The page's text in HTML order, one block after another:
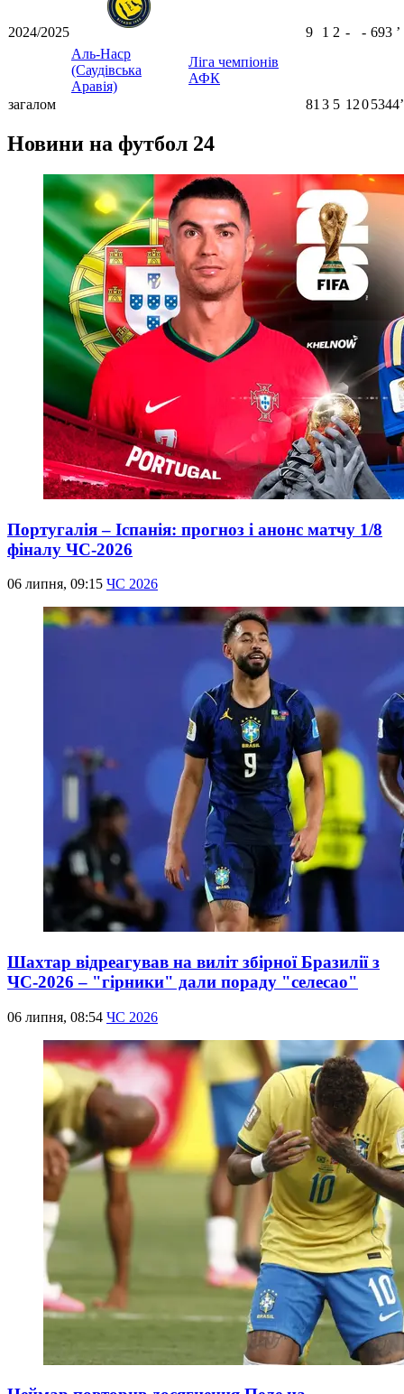
2024/2025
Аль-Наср
(Саудівська
Аравія)
Ліга чемпіонів
АФК
9 1 2 - - 693 ʼ
загалом 81 3 5 1205344ʼ
Новини на футбол 24
Португалія – Іспанія: прогноз і анонс матчу 1/8
фіналу ЧС-2026
06 липня, 09:15 ЧС 2026
Шахтар відреагував на виліт збірної Бразилії з
ЧС-2026 – "гірники" дали пораду "селесао"
06 липня, 08:54 ЧС 2026